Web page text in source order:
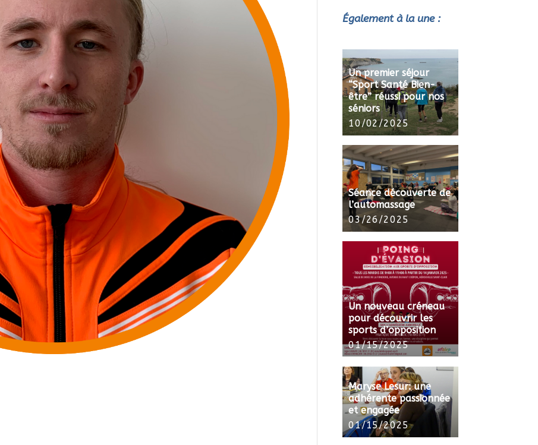
Également à la une :
Un premier séjour
“Sport Santé Bien-
être” réussi pour nos
séniors
10/02/2025
Séance découverte de
l’automassage
03/26/2025
Un nouveau créneau
pour découvrir les
sports d’opposition
01/15/2025
Maryse Lesur: une
adhérente passionnée
et engagée
01/15/2025